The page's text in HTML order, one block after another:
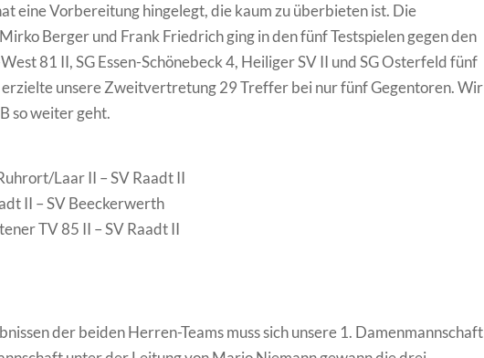
eine Vorbereitung hingelegt, die kaum zu überbieten ist. Die
Berger und Frank Friedrich ging in den fünf Testspielen gegen den
81 II, SG Essen-Schönebeck 4, Heiliger SV II und SG Osterfeld fünf
erzielte unsere Zweitvertretung 29 Treffer bei nur fünf Gegentoren. Wir
so weiter geht.
Laar II – SV Raadt II
II – SV Beeckerwerth
TV 85 II – SV Raadt II
der beiden Herren-Teams muss sich unsere 1. Damenmannschaft